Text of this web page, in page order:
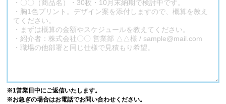
※1営業日中にご返信いたします。
※お急ぎの場合はお電話でお問い合わせください。